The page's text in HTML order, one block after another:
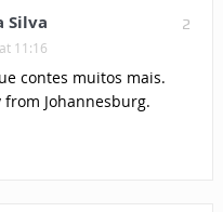
2
Silva
11:16
contes muitos mais.
Johannesburg.